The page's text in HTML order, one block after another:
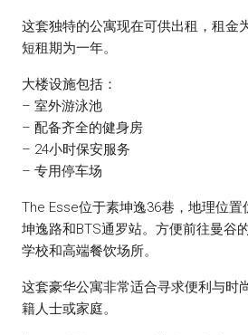
这套独特的公寓现在可供出租，租金
短租期为一年。
大楼设施包括：
– 室外游泳池
– 配备齐全的健身房
– 24小时保安服务
– 专用停车场
The Esse位于素坤逸36巷，地理位
坤逸路和BTS通罗站。方便前往曼谷
学校和高端餐饮场所。
这套豪华公寓非常适合寻求便利与时
籍人士或家庭。